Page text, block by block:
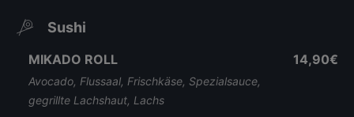
Sushi
MIKADO ROLL
Avocado, Flussaal, Frischkäse, Spezialsauce,
gegrillte Lachshaut, Lachs
14,90€